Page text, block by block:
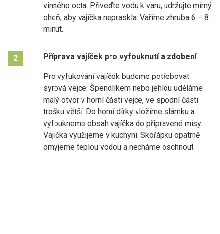
vinného octa. Přiveďte vodu k varu, udržujte mírný
oheň, aby vajíčka nepraskla. Vaříme zhruba 6 – 8
minut.
2 Příprava vajíček pro vyfouknutí a zdobení
Pro vyfukování vajíček budeme potřebovat
syrová vejce. Špendlíkem nebo jehlou uděláme
malý otvor v horní části vejce, ve spodní části
trošku větší. Do horní dírky vložíme slámku a
vyfoukneme obsah vajíčka do připravené mísy.
Vajíčka využijeme v kuchyni. Skořápku opatrně
omyjeme teplou vodou a necháme oschnout.